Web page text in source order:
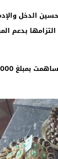
الدخل
قدره 300000 درهم مما